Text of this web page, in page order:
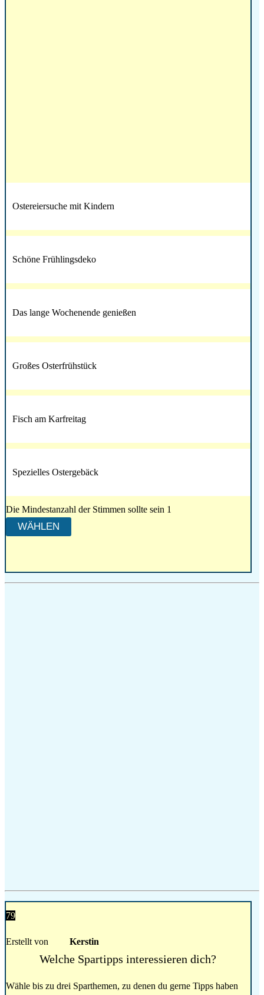
Ostereiersuche mit Kindern
Schöne Frühlingsdeko
Das lange Wochenende genießen
Großes Osterfrühstück
Fisch am Karfreitag
Spezielles Ostergebäck
Die Mindestanzahl der Stimmen sollte sein 1
79
Erstellt von Kerstin
Welche Spartipps interessieren dich?
Wähle bis zu drei Sparthemen, zu denen du gerne Tipps haben